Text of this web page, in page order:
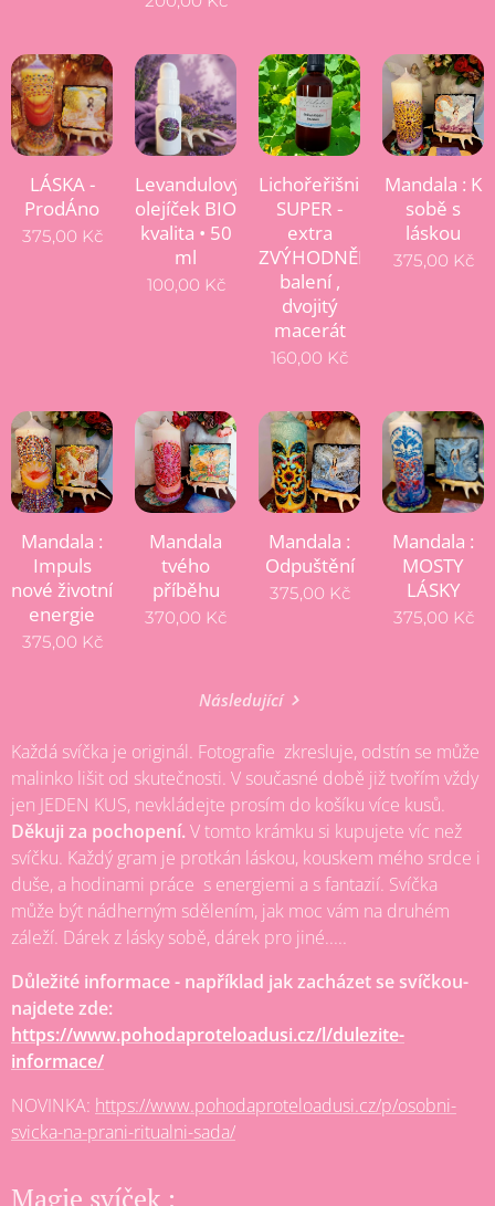
LÁSKA -
ProdÁno
375,00 Kč
Levandulový
olejíček BIO
kvalita • 50
ml
100,00 Kč
Lichořeřišnice
SUPER -
extra
ZVÝHODNĚNÉ
balení ,
dvojitý
macerát
160,00 Kč
Mandala : K
sobě s
láskou
375,00 Kč
Mandala :
Impuls
nové životní
energie
375,00 Kč
Mandala
tvého
příběhu
370,00 Kč
Mandala :
Odpuštění
375,00 Kč
Mandala :
MOSTY
LÁSKY
375,00 Kč
Následující
Každá svíčka je originál. Fotografie zkresluje, odstín se může
malinko lišit od skutečnosti. V současné době již tvořím vždy
jen JEDEN KUS, nevkládejte prosím do košíku více kusů.
Děkuji za pochopení.V tomto krámku si kupujete víc než
svíčku. Každý gram je protkán láskou, kouskem mého srdce i
duše, a hodinami práce s energiemi a s fantazií. Svíčka
může být nádherným sdělením, jak moc vám na druhém
záleží. Dárek z lásky sobě, dárek pro jiné.....
Důležité informace- například jak zacházet se svíčkou-
najdete zde:
https://www.pohodaproteloadusi.cz/l/dulezite-
informace/
NOVINKA: https://www.pohodaproteloadusi.cz/p/osobni-
svicka-na-prani-ritualni-sada/
Magie svíček :